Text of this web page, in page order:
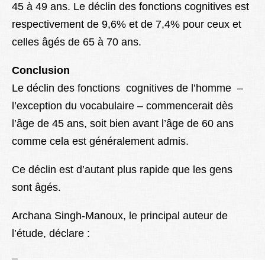
45 à 49 ans. Le déclin des fonctions cognitives est
respectivement de 9,6% et de 7,4% pour ceux et
celles âgés de 65 à 70 ans.
Conclusion
Le déclin des fonctions cognitives de l’homme –
l’exception du vocabulaire – commencerait dès
l’âge de 45 ans, soit bien avant l’âge de 60 ans
comme cela est généralement admis.
Ce déclin est d’autant plus rapide que les gens
sont âgés.
Archana Singh-Manoux, le principal auteur de
l’étude, déclare :